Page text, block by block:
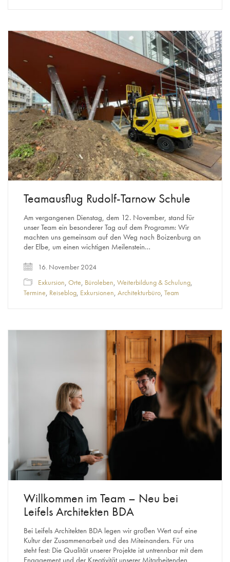
Teamausflug Rudolf-Tarnow Schule
Am vergangenen Dienstag, dem 12. November, stand für
unser Team ein besonderer Tag auf dem Programm: Wir
machten uns gemeinsam auf den Weg nach Boizenburg an
der Elbe, um einen wichtigen Meilenstein…
16. November 2024
Exkursion, Orte, Büroleben, Weiterbildung & Schulung,
Termine, Reiseblog, Exkursionen, Architekturbüro, Team
Willkommen im Team – Neu bei
Leifels Architekten BDA
Bei Leifels Architekten BDA legen wir großen Wert auf eine
Kultur der Zusammenarbeit und des Miteinanders. Für uns
steht fest: Die Qualität unserer Projekte ist untrennbar mit dem
Engagement und der Kreativität unserer Mitarbeitenden